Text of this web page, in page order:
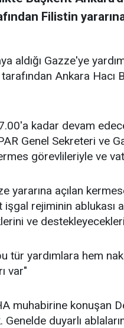
Filistin
aldığı Gazze'ye
Ankara Hacı
kadar devam
Genel Sekreteri ve
görevlileriyle ve
yararına açılan
işgal rejiminin ablukası
ve
tür yardımlara hem
var"
muhabirine konuşan
duyarlı